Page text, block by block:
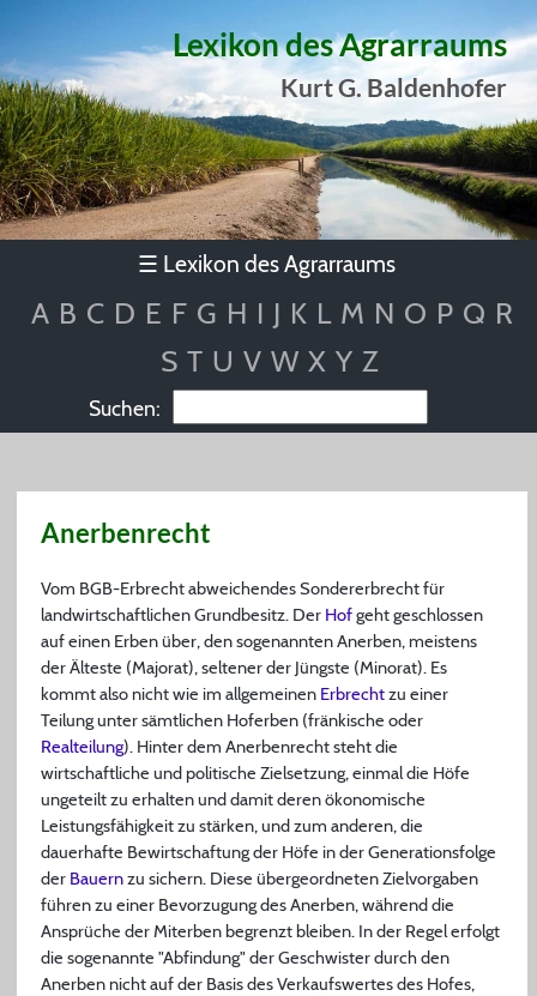
Lexikon des Agrarraums
Kurt G. Baldenhofer
☰ Lexikon des Agrarraums
A B C D E F G H I J K L M N O P Q R
S T U V W X Y Z
Suchen:
Anerbenrecht
Vom BGB-Erbrecht abweichendes Sondererbrecht für
landwirtschaftlichen Grundbesitz. Der Hofgeht geschlossen
auf einen Erben über, den sogenannten Anerben, meistens
der Älteste (Majorat), seltener der Jüngste (Minorat). Es
kommt also nicht wie im allgemeinen Erbrechtzu einer
Teilung unter sämtlichen Hoferben (fränkische oder
Realteilung). Hinter dem Anerbenrecht steht die
wirtschaftliche und politische Zielsetzung, einmal die Höfe
ungeteilt zu erhalten und damit deren ökonomische
Leistungsfähigkeit zu stärken, und zum anderen, die
dauerhafte Bewirtschaftung der Höfe in der Generationsfolge
der Bauernzu sichern. Diese übergeordneten Zielvorgaben
führen zu einer Bevorzugung des Anerben, während die
Ansprüche der Miterben begrenzt bleiben. In der Regel erfolgt
die sogenannte "Abfindung" der Geschwister durch den
Anerben nicht auf der Basis des Verkaufswertes des Hofes,